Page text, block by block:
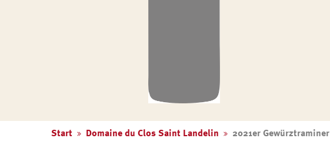
Start Domaine du Clos Saint Landelin 2021er Gewürztraminer